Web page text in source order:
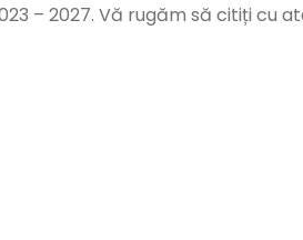
– 2027. Vă rugăm să citiți cu